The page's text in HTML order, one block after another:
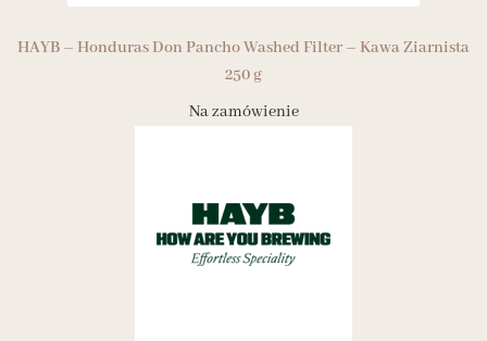
HAYB – Honduras Don Pancho Washed Filter – Kawa Ziarnista
250 g
Na zamówienie